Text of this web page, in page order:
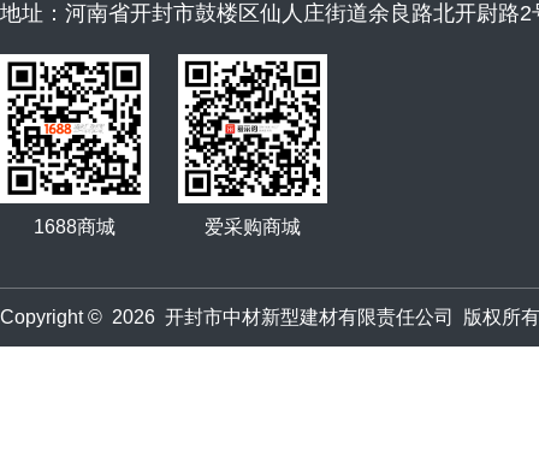
地址：河南省开封市鼓楼区仙人庄街道余良路北开尉路2
1688商城 爱采购商城
Copyright © 2026 开封市中材新型建材有限责任公司 版权所